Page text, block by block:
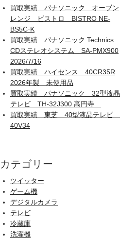
買取実績 パナソニック オーブン
レンジ ビストロ BISTRO NE-
BS5C-K
買取実績 パナソニック Technics
CDステレオシステム SA-PMX900
2026/7/16
買取実績 ハイセンス 40CR35R
2026年製 未使用品
買取実績 パナソニック 32型液晶
テレビ TH-32J300 高円寺
買取実績 東芝 40型液晶テレビ
40V34
カテゴリー
ツイッター
ゲーム機
デジタルカメラ
テレビ
冷蔵庫
洗濯機